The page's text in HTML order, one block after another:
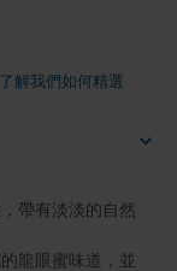
了解我們如何精選
帶有淡淡的自然
龍眼蜜味道，並